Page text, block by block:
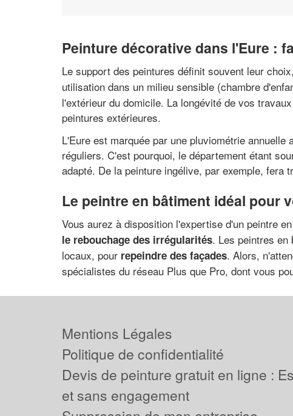
Peinture décorative dans l'Eure :
Le support des peintures définit souvent leur
utilisation dans un milieu sensible (chambre
l'extérieur du domicile. La longévité de vos
peintures extérieures.
L'Eure est marquée par une pluviométrie
réguliers. C'est pourquoi, le département étant
adapté. De la peinture ingélive, par exemple, fera
Le peintre en bâtiment idéal pour
Vous aurez à disposition l'expertise d'un peintre
le rebouchage des irrégularités. Les peintres en
locaux, pour repeindre des façades. Alors,
spécialistes du réseau Plus que Pro, dont vous
Mentions Légales
Politique de confidentialité
Devis de peinture gratuit en ligne :
et sans engagement